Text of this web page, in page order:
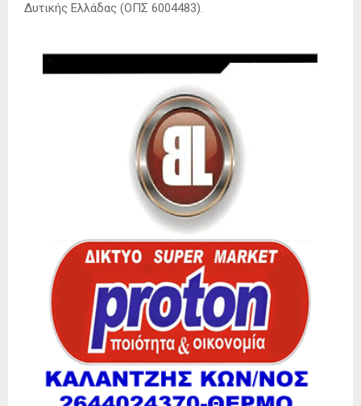
Δυτικής Ελλάδας (ΟΠΣ 6004483).